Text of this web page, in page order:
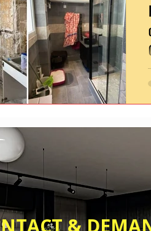
Dépannage & Urgence